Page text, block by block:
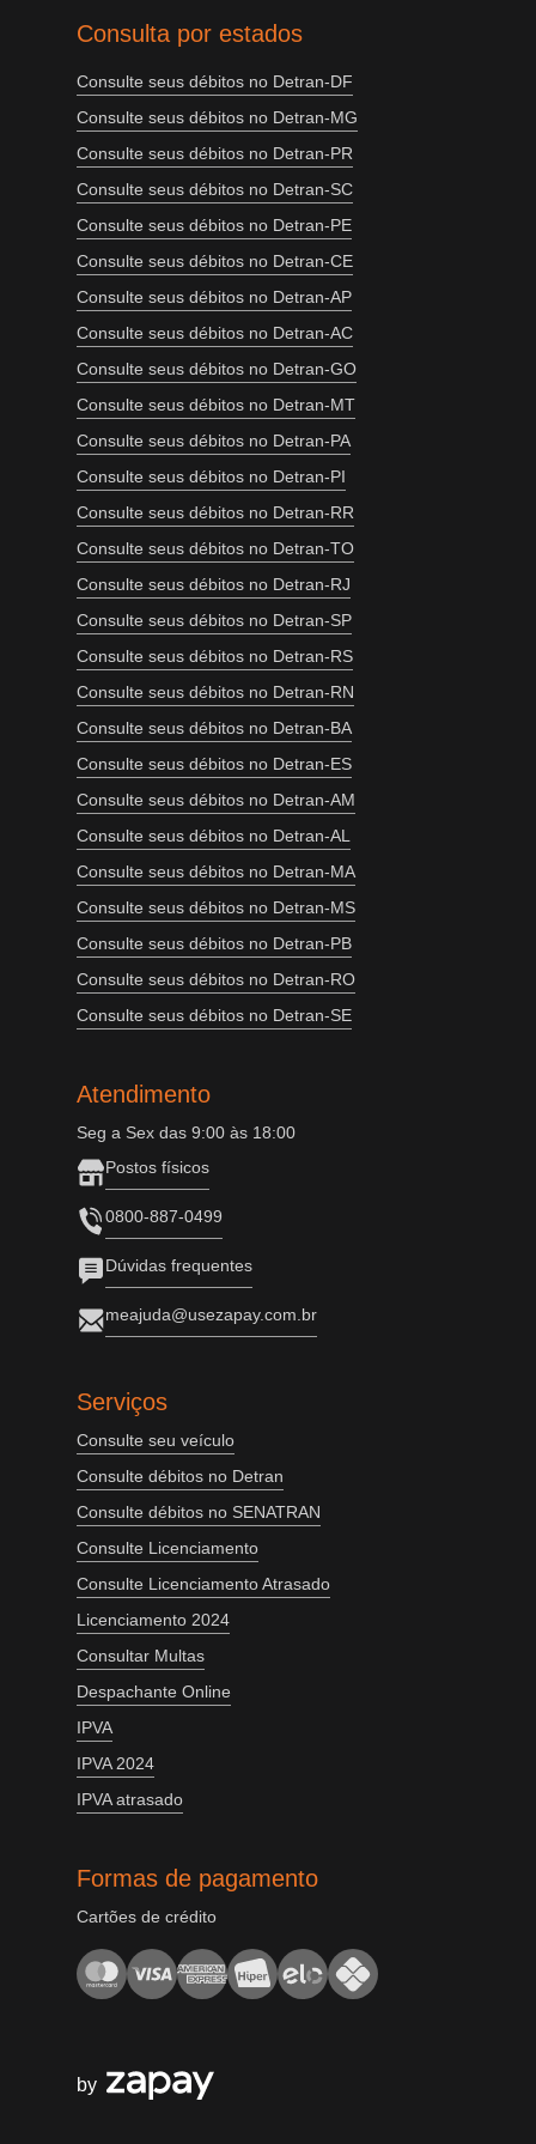
Consulta por estados
Consulte seus débitos no Detran-DF
Consulte seus débitos no Detran-MG
Consulte seus débitos no Detran-PR
Consulte seus débitos no Detran-SC
Consulte seus débitos no Detran-PE
Consulte seus débitos no Detran-CE
Consulte seus débitos no Detran-AP
Consulte seus débitos no Detran-AC
Consulte seus débitos no Detran-GO
Consulte seus débitos no Detran-MT
Consulte seus débitos no Detran-PA
Consulte seus débitos no Detran-PI
Consulte seus débitos no Detran-RR
Consulte seus débitos no Detran-TO
Consulte seus débitos no Detran-RJ
Consulte seus débitos no Detran-SP
Consulte seus débitos no Detran-RS
Consulte seus débitos no Detran-RN
Consulte seus débitos no Detran-BA
Consulte seus débitos no Detran-ES
Consulte seus débitos no Detran-AM
Consulte seus débitos no Detran-AL
Consulte seus débitos no Detran-MA
Consulte seus débitos no Detran-MS
Consulte seus débitos no Detran-PB
Consulte seus débitos no Detran-RO
Consulte seus débitos no Detran-SE
Atendimento
Seg a Sex das 9:00 às 18:00
Postos físicos
0800-887-0499
Dúvidas frequentes
meajuda@usezapay.com.br
Serviços
Consulte seu veículo
Consulte débitos no Detran
Consulte débitos no SENATRAN
Consulte Licenciamento
Consulte Licenciamento Atrasado
Licenciamento 2024
Consultar Multas
Despachante Online
IPVA
IPVA 2024
IPVA atrasado
Formas de pagamento
Cartões de crédito
by